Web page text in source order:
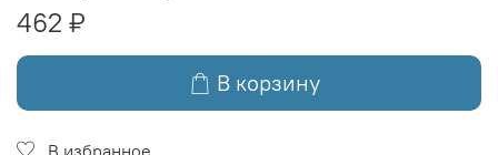
462 ₽
В корзину
В избранное